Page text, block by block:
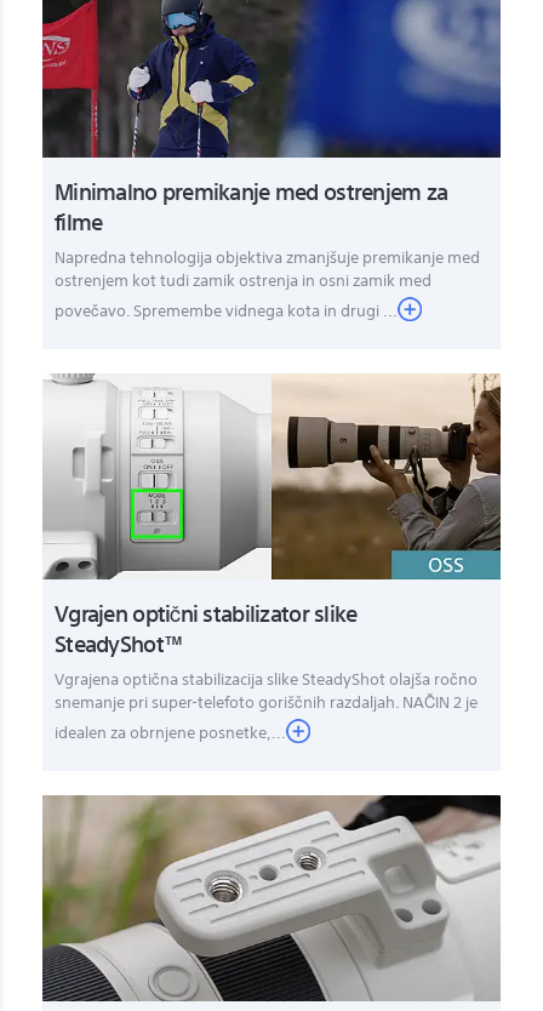
Minimalno premikanje med ostrenjem za
filme
Napredna tehnologija objektiva zmanjšuje premikanje med
ostrenjem kot tudi zamik ostrenja in osni zamik med
povečavo. Spremembe vidnega kota in drugi ...
Vgrajen optični stabilizator slike
SteadyShot™
Vgrajena optična stabilizacija slike SteadyShot olajša ročno
snemanje pri super-telefoto goriščnih razdaljah. NAČIN 2 je
idealen za obrnjene posnetke,...